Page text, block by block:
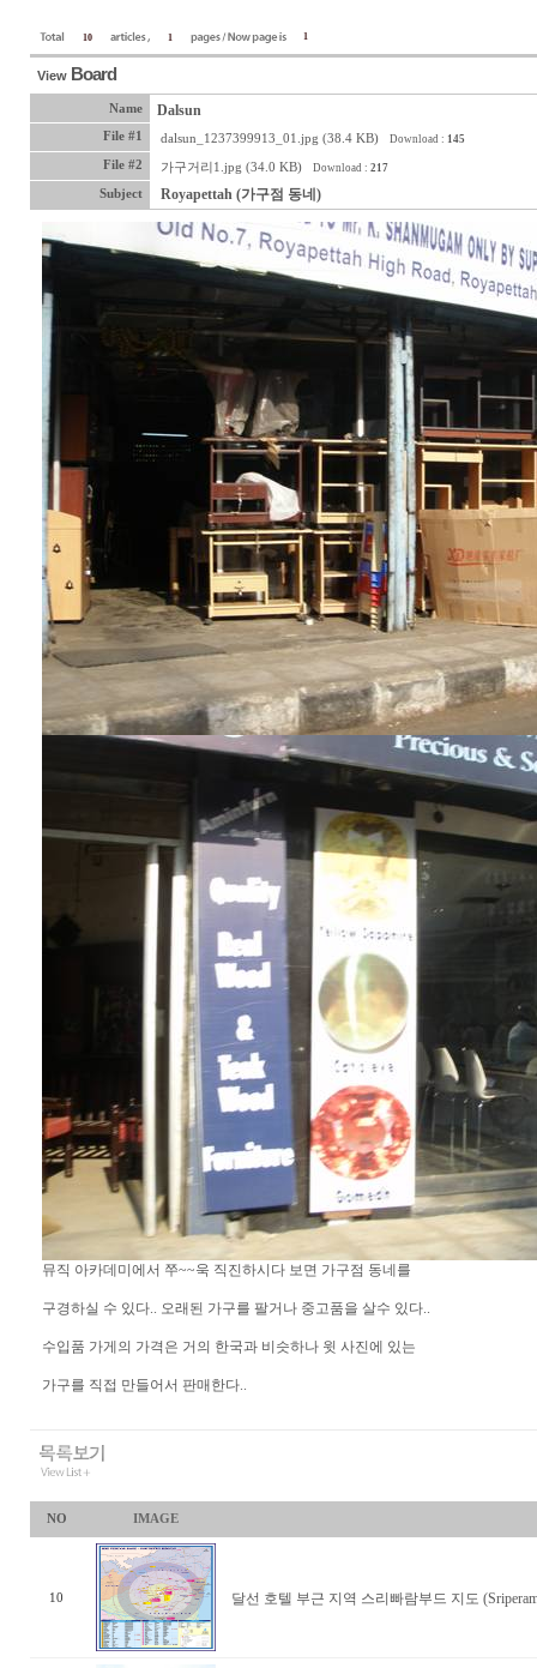
10 1 1
View Board
Name Dalsun
File #1 dalsun_1237399913_01.jpg (38.4 KB) Download : 145
File #2 가구거리1.jpg (34.0 KB) Download : 217
Subject Royapettah (가구점 동네)
뮤직 아카데미에서 쭈~~욱 직진하시다 보면 가구점 동네를
구경하실 수 있다.. 오래된 가구를 팔거나 중고품을 살수 있다..
수입품 가게의 가격은 거의 한국과 비슷하나 윗 사진에 있는
가구를 직접 만들어서 판매한다..
NO IMAGE
10 달선 호텔 부근 지역 스리빠람부드 지도